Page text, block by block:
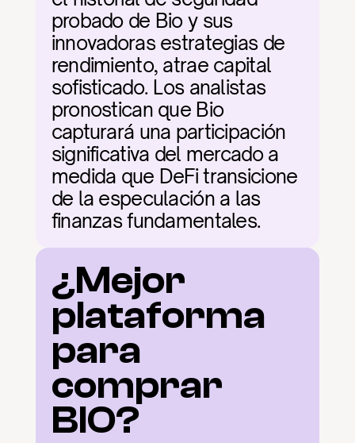
probado de Bio y sus
innovadoras estrategias de
rendimiento, atrae capital
sofisticado. Los analistas
pronostican que Bio
capturará una participación
significativa del mercado a
medida que DeFi transicione
de la especulación a las
finanzas fundamentales.
¿Mejor
plataforma
para
comprar
BIO?